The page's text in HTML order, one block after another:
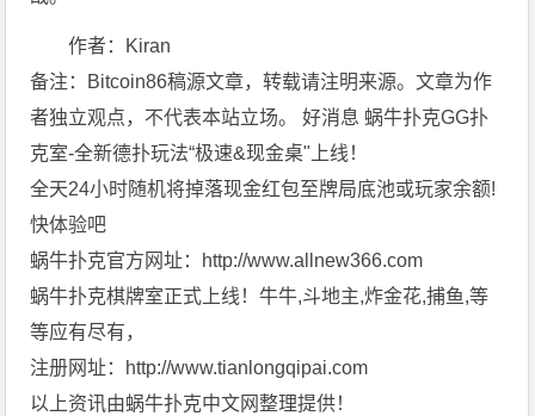
作者：Kiran
备注：Bitcoin86稿源文章，转载请注明来源。文章为作
者独立观点，不代表本站立场。 好消息 蜗牛扑克GG扑
克室-全新德扑玩法“极速&现金桌"上线！
全天24小时随机将掉落现金红包至牌局底池或玩家余额!
快体验吧
蜗牛扑克官方网址：http://www.allnew366.com
蜗牛扑克棋牌室正式上线！牛牛,斗地主,炸金花,捕鱼,等
等应有尽有，
注册网址：http://www.tianlongqipai.com
以上资讯由蜗牛扑克中文网整理提供！